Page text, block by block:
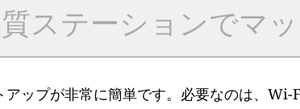
ステーションでマ
ップが非常に簡単です。必要なのは、Wi-